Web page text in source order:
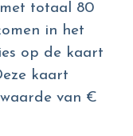
totaal 80
in het
op de kaart
kaart
van €